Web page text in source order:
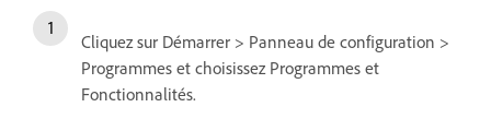
Cliquez sur Démarrer > Panneau de configuration >
Programmes et choisissez Programmes et
Fonctionnalités.